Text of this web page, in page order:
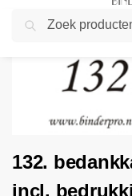
Home
132.
incl.